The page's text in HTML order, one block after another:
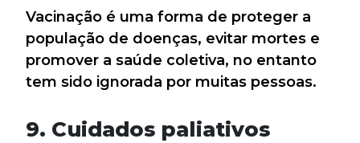
Vacinação é uma forma de proteger a
população de doenças, evitar mortes e
promover a saúde coletiva, no entanto
tem sido ignorada por muitas pessoas.
9. Cuidados paliativos